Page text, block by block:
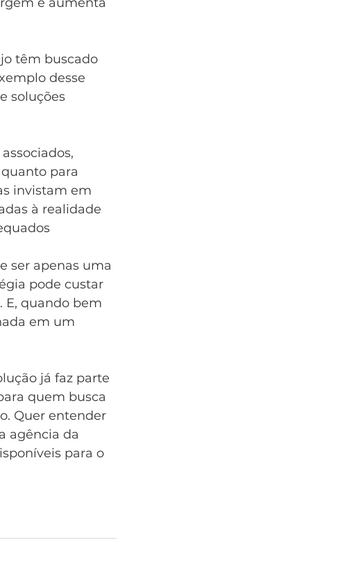
têm buscado
desse
soluções
para
invistam em
à realidade
ser apenas uma
pode custar
E, quando bem
em um
já faz parte
quem busca
Quer entender
agência da
para o